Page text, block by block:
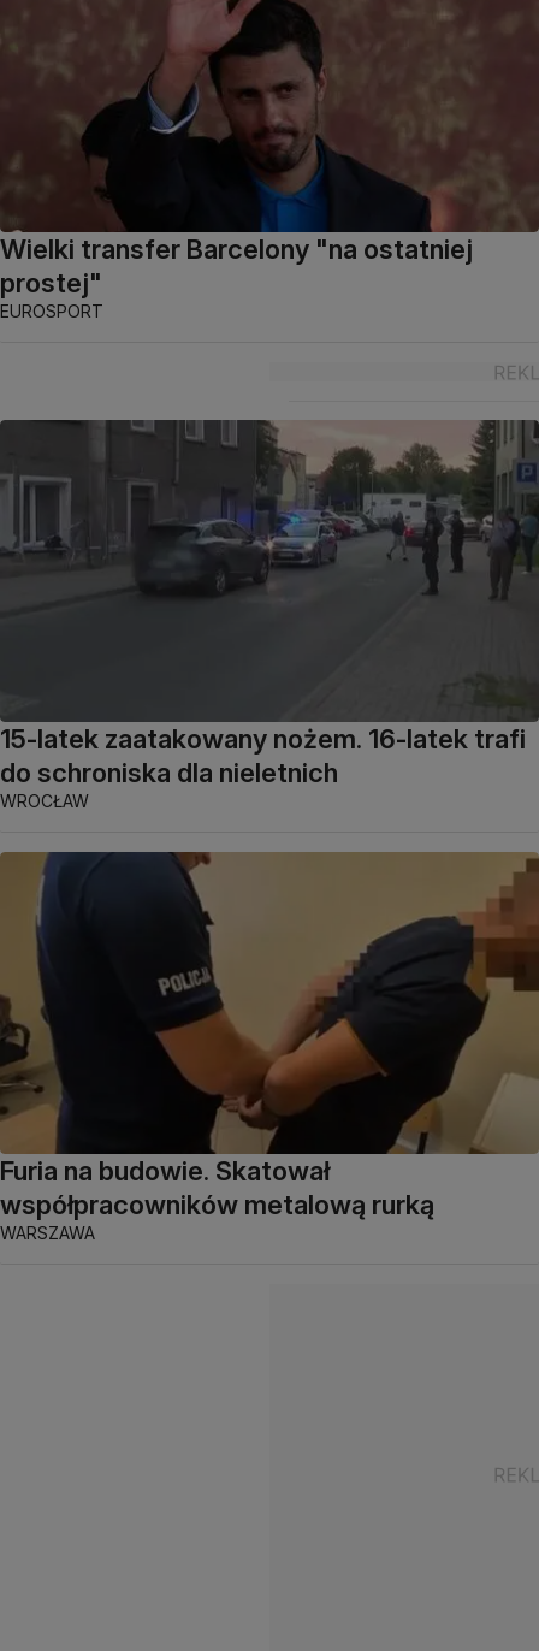
Wielki transfer Barcelony "na ostatniej
prostej"
EUROSPORT
15-latek zaatakowany nożem. 16-latek trafi
do schroniska dla nieletnich
WROCŁAW
Furia na budowie. Skatował
współpracowników metalową rurką
WARSZAWA